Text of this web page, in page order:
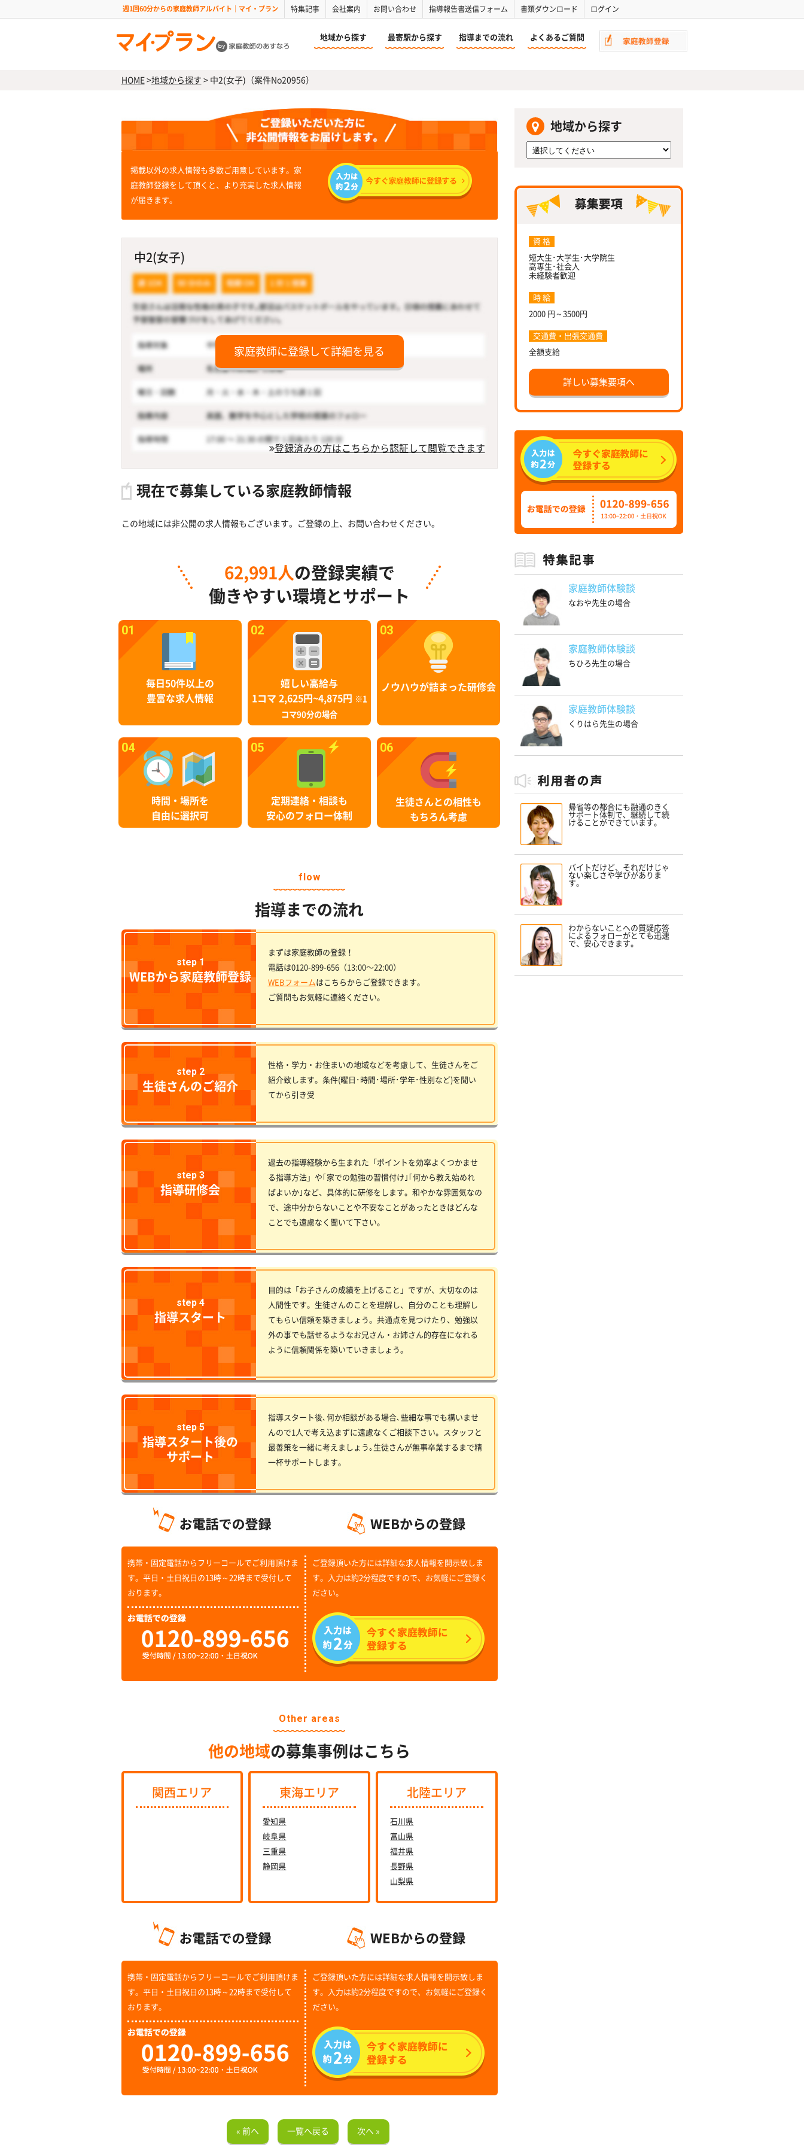
週1回60分からの家庭教師アルバイト｜マイ・プラン 特集記事 会社案内 お問い合わせ 指導報告書送信フォーム 書類ダウンロード ログイン
地域から探す 最寄駅から探す 指導までの流れ よくあるご質問
HOME>地域から探す >中2(女子)（案件No20956）
掲載以外の求人情報も多数ご用意しています。家
庭教師登録をして頂くと、より充実した求人情報
が届きます。
中2(女子)
家庭教師に登録して詳細を見る
登録済みの方はこちらから認証して閲覧できます
現在で募集している家庭教師情報
この地域には非公開の求人情報もございます。ご登録の上、お問い合わせください。
62,991人 の登録実績で
働きやすい環境とサポート
01
毎日50件以上の
豊富な求人情報
02
嬉しい高給与
1コマ 2,625円~4,875円
※1
コマ90分の場合
03
ノウハウが詰まった研修会
04
時間・場所を
自由に選択可
05
定期連絡・相談も
安心のフォロー体制
06
生徒さんとの相性も
もちろん考慮
flow
指導までの流れ
step 1
WEBから家庭教師登録
まずは家庭教師の登録！
電話は0120-899-656（13:00〜22:00）
WEBフォームはこちらからご登録できます。
ご質問もお気軽に連絡ください。
step 2
生徒さんのご紹介
性格・学力・お住まいの地域などを考慮して、生徒さんをご
紹介致します。条件(曜日･時間･場所･学年･性別など)を聞い
てから引き受
step 3
指導研修会
過去の指導経験から生まれた「ポイントを効率よくつかませ
る指導方法」や｢家での勉強の習慣付け｣｢何から教え始めれ
ばよいか｣など、具体的に研修をします。和やかな雰囲気なの
で、途中分からないことや不安なことがあったときはどんな
ことでも遠慮なく聞いて下さい。
step 4
指導スタート
目的は「お子さんの成績を上げること」ですが、大切なのは
人間性です。生徒さんのことを理解し、自分のことも理解し
てもらい信頼を築きましょう。共通点を見つけたり、勉強以
外の事でも話せるようなお兄さん・お姉さん的存在になれる
ように信頼関係を築いていきましょう。
step 5
指導スタート後の
サポート
指導スタート後､何か相談がある場合､些細な事でも構いませ
んので1人で考え込まずに遠慮なくご相談下さい。スタッフと
最善策を一緒に考えましょう｡生徒さんが無事卒業するまで精
一杯サポートします。
携帯・固定電話からフリーコールでご利用頂けま
す。平日・土日祝日の13時～22時まで受付して
おります。
ご登録頂いた方には詳細な求人情報を開示致しま
す。入力は約2分程度ですので、お気軽にご登録く
ださい。
Other areas
他の地域の募集事例はこちら
関西エリア 東海エリア
愛知県
岐阜県
三重県
静岡県
北陸エリア
石川県
富山県
福井県
長野県
山梨県
携帯・固定電話からフリーコールでご利用頂けま
す。平日・土日祝日の13時～22時まで受付して
おります。
ご登録頂いた方には詳細な求人情報を開示致しま
す。入力は約2分程度ですので、お気軽にご登録く
ださい。
« 前へ 一覧へ戻る 次へ »
地域から探す
資 格
短大生･大学生･大学院生
高専生･社会人
未経験者歓迎
時 給
2000 円～3500円
交通費・出張交通費
全額支給
詳しい募集要項へ
家庭教師体験談
なおや先生の場合
家庭教師体験談
ちひろ先生の場合
家庭教師体験談
くりはら先生の場合
帰省等の都合にも融通のきく
サポート体制で、継続して続
けることができています。
バイトだけど、それだけじゃ
ない楽しさや学びがありま
す。
わからないことへの質疑応答
によるフォローがとても迅速
で、安心できます。